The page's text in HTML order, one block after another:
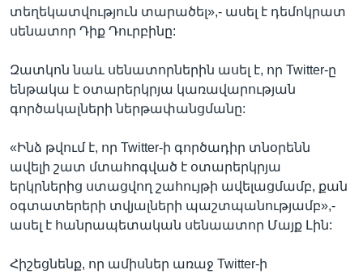
տեղեկատվություն տարածել»,- ասել է դեմոկրատ
սենատոր Դիք Դուրբինը:
Զատկոն նաև սենատորներին ասել է, որ Twitter-ը
ենթակա է օտարերկրյա կառավարության
գործակալների ներթափանցմանը:
«Ինձ թվում է, որ Twitter-ի գործադիր տնօրենն
ավելի շատ մտահոգված է օտարերկրյա
երկրներից ստացվող շահույթի ավելացմամբ, քան
օգտատերերի տվյալների պաշտպանությամբ»,-
ասել է հանրապետական սենաատոր Մայք Լին:
Հիշեցնենք, որ ամիսներ առաջ Twitter-ի